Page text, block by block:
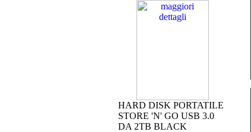
HARD DISK PORTATILE
STORE 'N' GO USB 3.0
DA 2TB BLACK